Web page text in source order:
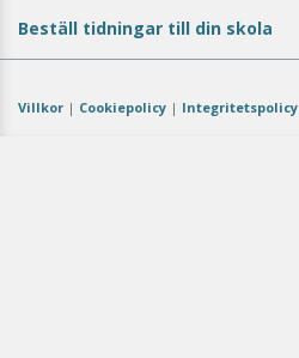
Beställ tidningar till din skola
Villkor | Cookiepolicy | Integritetspolicy